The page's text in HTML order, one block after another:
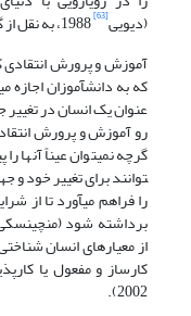
(دیویی[63]
آموزش و پرورش
که به دانش­آموزان اجازه
عنوان یک انسان در
رو آموزش و پرورش
گرچه نمیتوان عیناً آن­ها
توانند برای تغییر خود و
را فراهم می­آورد تا از
برداشته شود
از معیارهای انسان
کارساز و مفعول یا
2002).